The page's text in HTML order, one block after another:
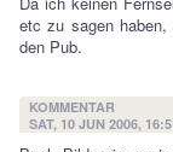
etc zu sagen
den Pub.
KOMMENTAR
SAT, 10 JUN 2006,